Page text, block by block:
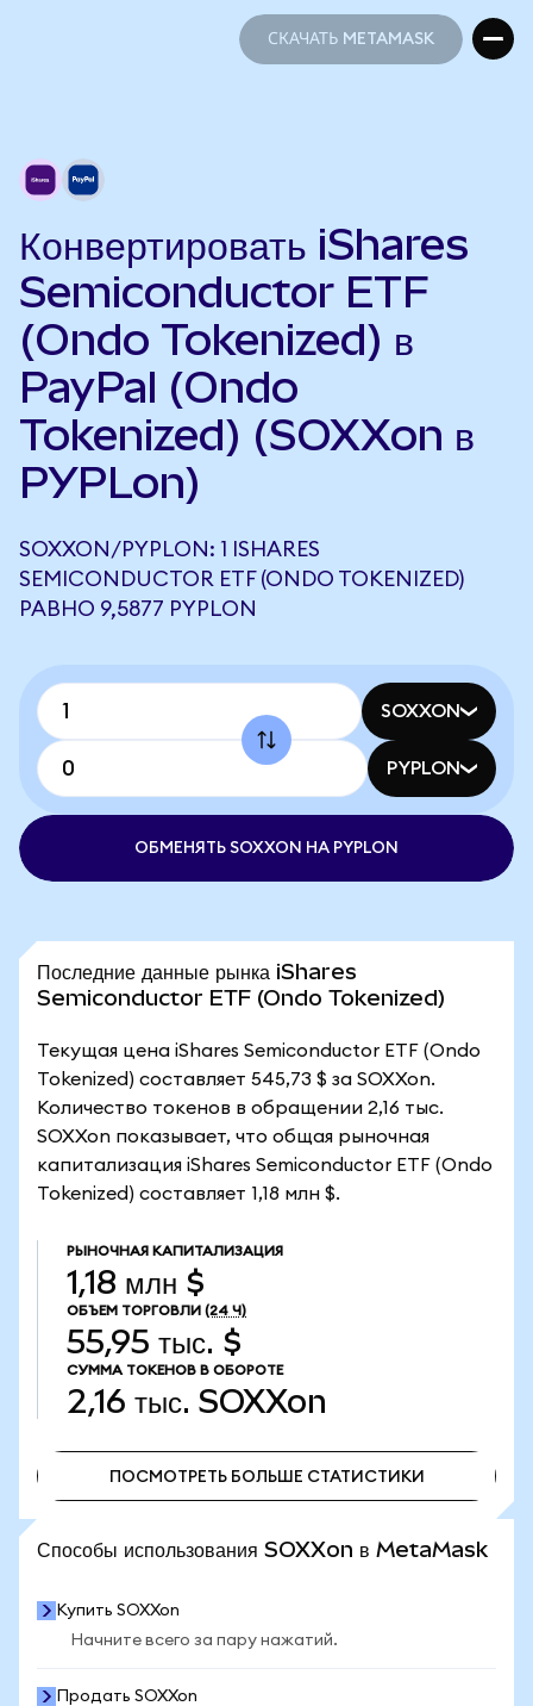
СКАЧАТЬ METAMASK
Конвертировать iShares
Semiconductor ETF
(Ondo Tokenized) в
PayPal (Ondo
Tokenized) (SOXXon в
PYPLon)
SOXXON/PYPLON: 1 ISHARES
SEMICONDUCTOR ETF (ONDO TOKENIZED)
РАВНО 9,5877 PYPLON
SOXXON
PYPLON
ОБМЕНЯТЬ SOXXON НА PYPLON
Последние данные рынка iShares
Semiconductor ETF (Ondo Tokenized)
Текущая цена iShares Semiconductor ETF (Ondo
Tokenized) составляет 545,73 $ за SOXXon.
Количество токенов в обращении 2,16 тыс.
SOXXon показывает, что общая рыночная
капитализация iShares Semiconductor ETF (Ondo
Tokenized) составляет 1,18 млн $.
РЫНОЧНАЯ КАПИТАЛИЗАЦИЯ
1,18 млн $
ОБЪЕМ ТОРГОВЛИ (24 Ч)
55,95 тыс. $
СУММА ТОКЕНОВ В ОБОРОТЕ
2,16 тыс. SOXXon
ПОСМОТРЕТЬ БОЛЬШЕ СТАТИСТИКИ
Способы использования SOXXon в MetaMask
Купить SOXXon
Начните всего за пару нажатий.
Продать SOXXon